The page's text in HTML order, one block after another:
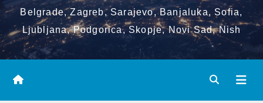
Belgrade, Zagreb, Sarajevo, Banjaluka, Sofia,
Ljubljana, Podgorica, Skopje, Novi Sad, Nish